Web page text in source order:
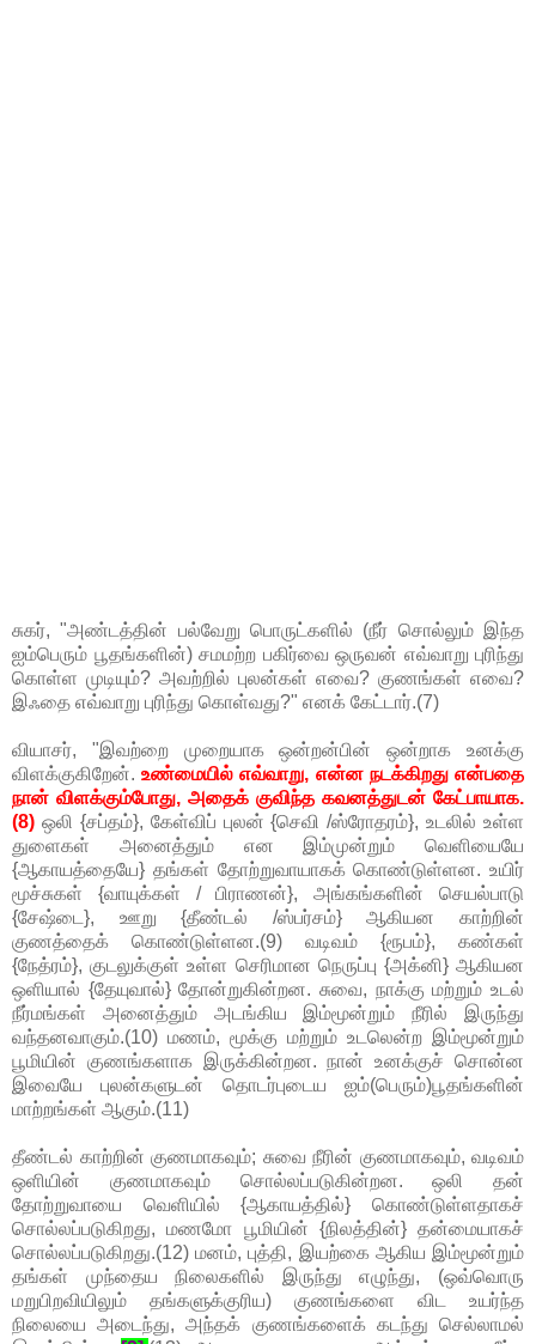
சுகர், "அண்டத்தின் பல்வேறு பொருட்களில் (நீர் சொல்லும் இந்த
ஐம்பெரும் பூதங்களின்) சமமற்ற பகிர்வை ஒருவன் எவ்வாறு புரிந்து
கொள்ள முடியும்? அவற்றில் புலன்கள் எவை? குணங்கள் எவை?
இஃதை எவ்வாறு புரிந்து கொள்வது?" எனக் கேட்டார்.(7)
வியாசர், "இவற்றை முறையாக ஒன்றன்பின் ஒன்றாக உனக்கு
விளக்குகிறேன்.உண்மையில் எவ்வாறு, என்ன நடக்கிறது என்பதை
நான் விளக்கும்போது, அதைக் குவிந்த கவனத்துடன் கேட்பாயாக.
(8) ஒலி {சப்தம்}, கேள்விப் புலன் {செவி /ஸ்ரோதரம்}, உடலில் உள்ள
துளைகள் அனைத்தும் என இம்முன்றும் வெளியையே
{ஆகாயத்தையே} தங்கள் தோற்றுவாயாகக் கொண்டுள்ளன. உயிர்
மூச்சுகள் {வாயுக்கள் / பிராணன்}, அங்கங்களின் செயல்பாடு
{சேஷ்டை}, ஊறு {தீண்டல் /ஸ்பர்சம்} ஆகியன காற்றின்
குணத்தைக் கொண்டுள்ளன.(9) வடிவம் {ரூபம்}, கண்கள்
{நேத்ரம்}, குடலுக்குள் உள்ள செரிமான நெருப்பு {அக்னி} ஆகியன
ஒளியால் {தேயுவால்} தோன்றுகின்றன. சுவை, நாக்கு மற்றும் உடல்
நீர்மங்கள் அனைத்தும் அடங்கிய இம்மூன்றும் நீரில் இருந்து
வந்தனவாகும்.(10) மணம், மூக்கு மற்றும் உடலென்ற இம்மூன்றும்
பூமியின் குணங்களாக இருக்கின்றன. நான் உனக்குச் சொன்ன
இவையே புலன்களுடன் தொடர்புடைய ஐம்(பெரும்)பூதங்களின்
மாற்றங்கள் ஆகும்.(11)
தீண்டல் காற்றின் குணமாகவும்; சுவை நீரின் குணமாகவும், வடிவம்
ஒளியின் குணமாகவும் சொல்லப்படுகின்றன. ஒலி தன்
தோற்றுவாயை வெளியில் {ஆகாயத்தில்} கொண்டுள்ளதாகச்
சொல்லப்படுகிறது, மணமோ பூமியின் {நிலத்தின்} தன்மையாகச்
சொல்லப்படுகிறது.(12) மனம், புத்தி, இயற்கை ஆகிய இம்மூன்றும்
தங்கள் முந்தைய நிலைகளில் இருந்து எழுந்து, (ஒவ்வொரு
மறுபிறவியிலும் தங்களுக்குரிய) குணங்களை விட உயர்ந்த
நிலையை அடைந்து, அந்தக் குணங்களைக் கடந்து செல்லாமல்